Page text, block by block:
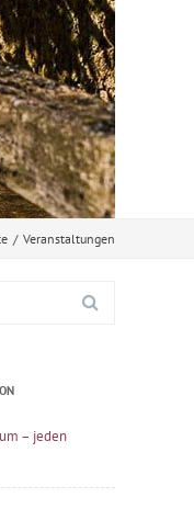
/ Veranstaltungen
– jeden